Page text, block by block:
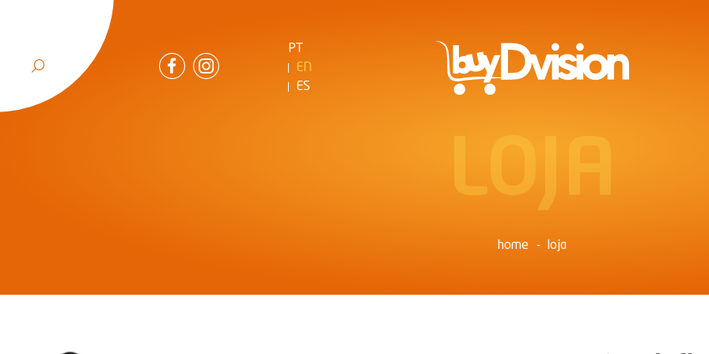
PT
EN
ES
LOJA
home loja